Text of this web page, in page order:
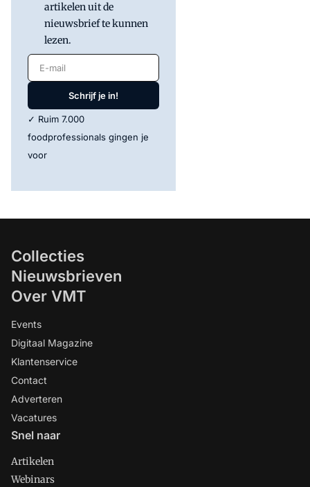
artikelen uit de
nieuwsbrief te kunnen
lezen.
E-mail
Schrijf je in!
✓ Ruim 7.000
foodprofessionals gingen je
voor
Collecties
Nieuwsbrieven
Over VMT
Events
Digitaal Magazine
Klantenservice
Contact
Adverteren
Vacatures
Snel naar
Artikelen
Webinars